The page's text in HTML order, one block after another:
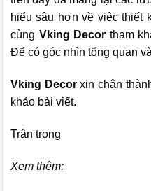
hiểu sâu hơn về việc thiết
cùng Vking Decor tham
Để có góc nhìn tổng quan
Vking Decorxin chân
khảo bài viết.
Trân trọng
Xem thêm: